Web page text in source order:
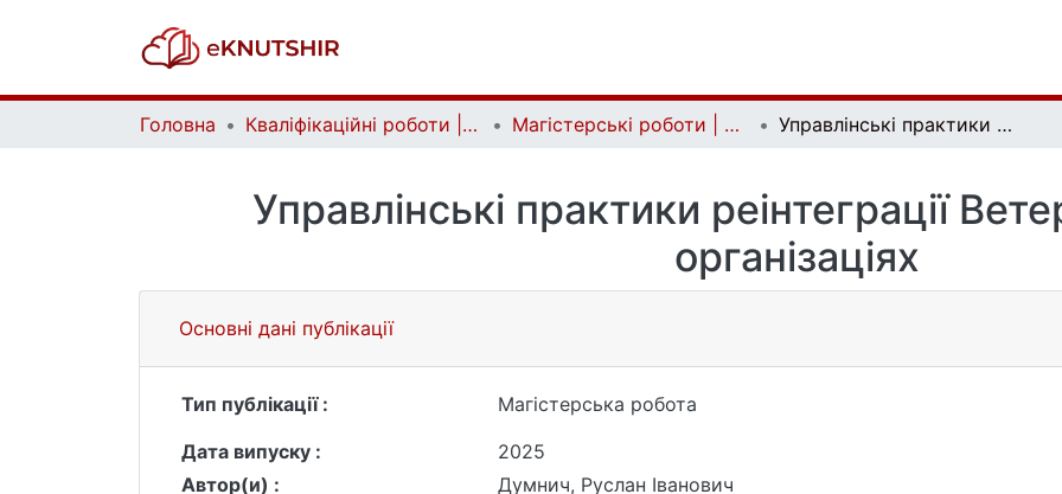
Головна Кваліфікаційні роботи | Qualifying works Магістерські роботи | Master's theses Управлінські практики реінтеграції Ветеранів у бізнес-організаціях
Управлінські практики реінтеграції
організаціях
Основні дані публікації
Тип публікації :
Магістерська робота
Дата випуску :
2025
Автор(и) :
Думнич, Руслан Іванович